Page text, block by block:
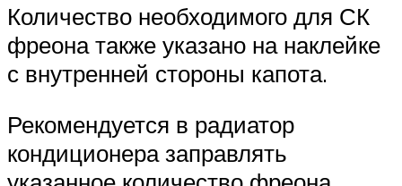
Количество необходимого для СК
фреона также указано на наклейке
с внутренней стороны капота.
Рекомендуется в радиатор
кондиционера заправлять